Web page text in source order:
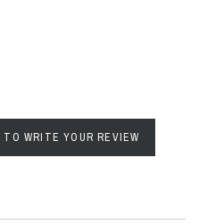
WRITE YOUR REVIEW